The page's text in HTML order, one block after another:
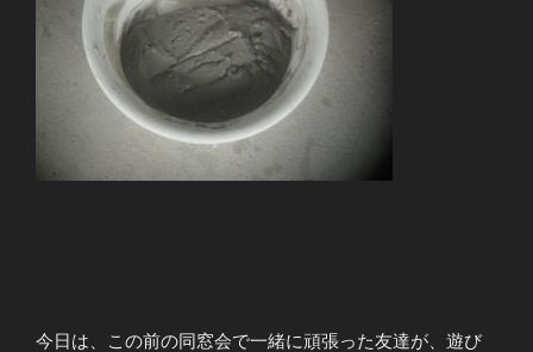
今日は、この前の同窓会で一緒に頑張った友達が、遊び